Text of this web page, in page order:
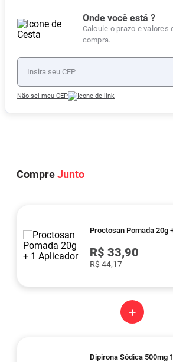
Onde você está ?
Calcule o prazo e valores
compra.
Não sei meu CEP
CompreJunto
Proctosan Pomada 20g
R$ 33,90
R$ 44,17
+
Dipirona Sódica 500mg